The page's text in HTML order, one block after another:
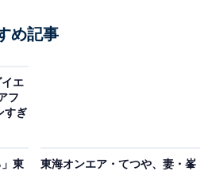
め記事
エ
フ
すぎ
」東
東海オンエア・てつや、妻・峯